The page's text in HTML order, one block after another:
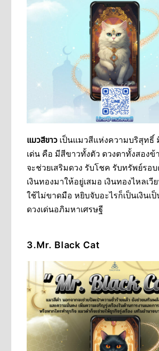
แมวสีขาว เป็นแมวสีแห่งความบริสุท
เด่น คือ มีสีขาวทั้งตัว ดวงตาทั้งสองข้
จะช่วยเสริมดวง รับโชค รับทรัพย์รอ
เงินทองมาให้อยู่เสมอ เงินทองไหลเวี
ใช้ไม่ขาดมือ หยิบจับอะไรก็เป็นเงินเป็
ดวงเด่นอภิมหาเศรษฐี
3.Mr. Black Cat